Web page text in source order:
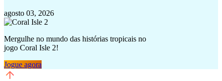
agosto 03, 2026
Mergulhe no mundo das histórias tropicais no
jogo Coral Isle 2!
Jogue agora